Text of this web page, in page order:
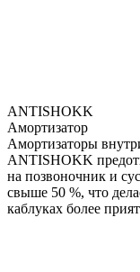
ANTISHOKK
Амортизатор
Амортизаторы
ANTISHOKK
на позвоночник и
свыше 50 %, что
каблуках более